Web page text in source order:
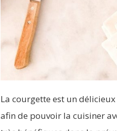
La courgette est un
afin de pouvoir la cuisiner